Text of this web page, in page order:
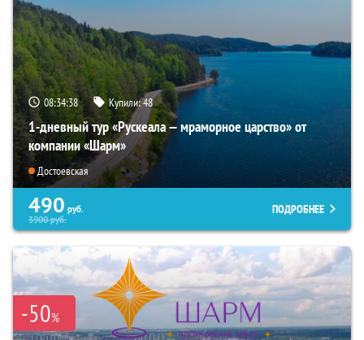
08:34:36 Купили:48
1-дневный тур «Рускеала — мраморное царство» от
компании «Шарм»
Достоевская
490 руб.
3900руб.
ПОДРОБНЕЕ
-50%